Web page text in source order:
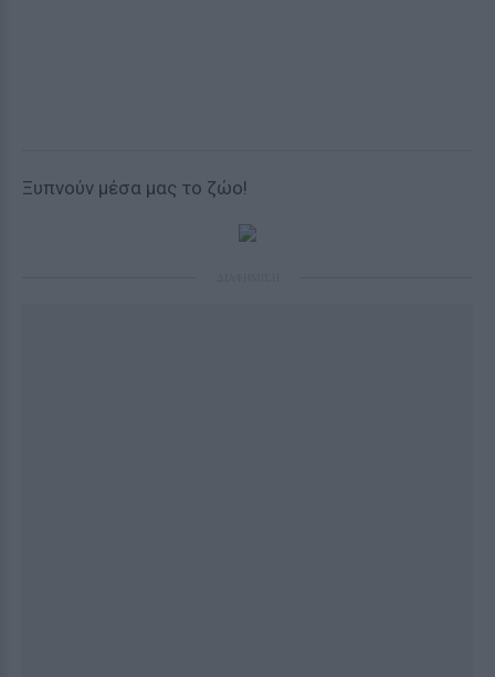
Ξυπνούν μέσα μας το ζώο!